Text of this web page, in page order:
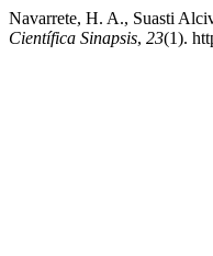
Navarrete, H. A., Suasti
Científica Sinapsis, 23(1).